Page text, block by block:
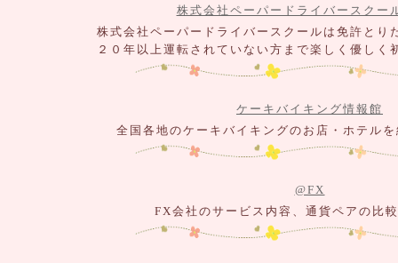
株式会社ペーパードライバースクー
株式会社ペーパードライバースクールは免許とり
２０年以上運転されていない方まで楽しく優しく
ケーキバイキング情報館
全国各地のケーキバイキングのお店・ホテル
@FX
FX会社のサービス内容、通貨ペアの比